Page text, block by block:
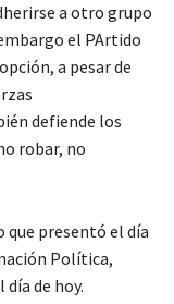
a otro grupo
el PArtido
a pesar de
defiende los
robar, no
que presentó el día
Política,
de hoy.